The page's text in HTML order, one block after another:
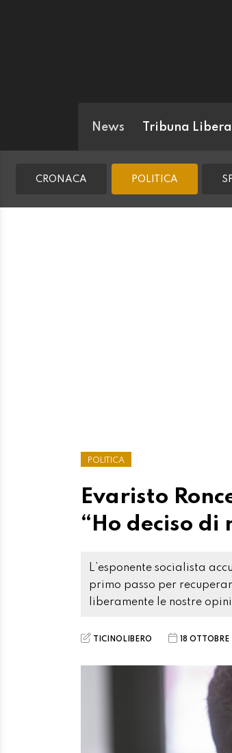
News Tribuna Libera
CRONACA POLITICA
POLITICA
Evaristo
“Ho deciso di
L’esponente socialista
primo passo per
liberamente le nostre
TICINOLIBERO 18